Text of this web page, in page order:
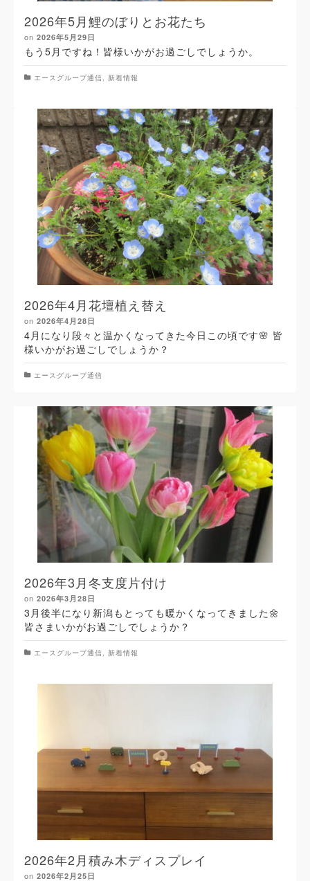
2026年5月鯉のぼりとお花たち
on 2026年5月29日
もう5月ですね！皆様いかがお過ごしでしょうか。
エースグループ通信, 新着情報
2026年4月花壇植え替え
on 2026年4月28日
4月になり段々と温かくなってきた今日この頃です🌸 皆
様いかがお過ごしでしょうか？
エースグループ通信
2026年3月冬支度片付け
on 2026年3月28日
3月後半になり新潟もとっても暖かくなってきました🌼
皆さまいかがお過ごしでしょうか？
エースグループ通信 新着情報
2026年2月積み木ディスプレイ
on 2026年2月25日